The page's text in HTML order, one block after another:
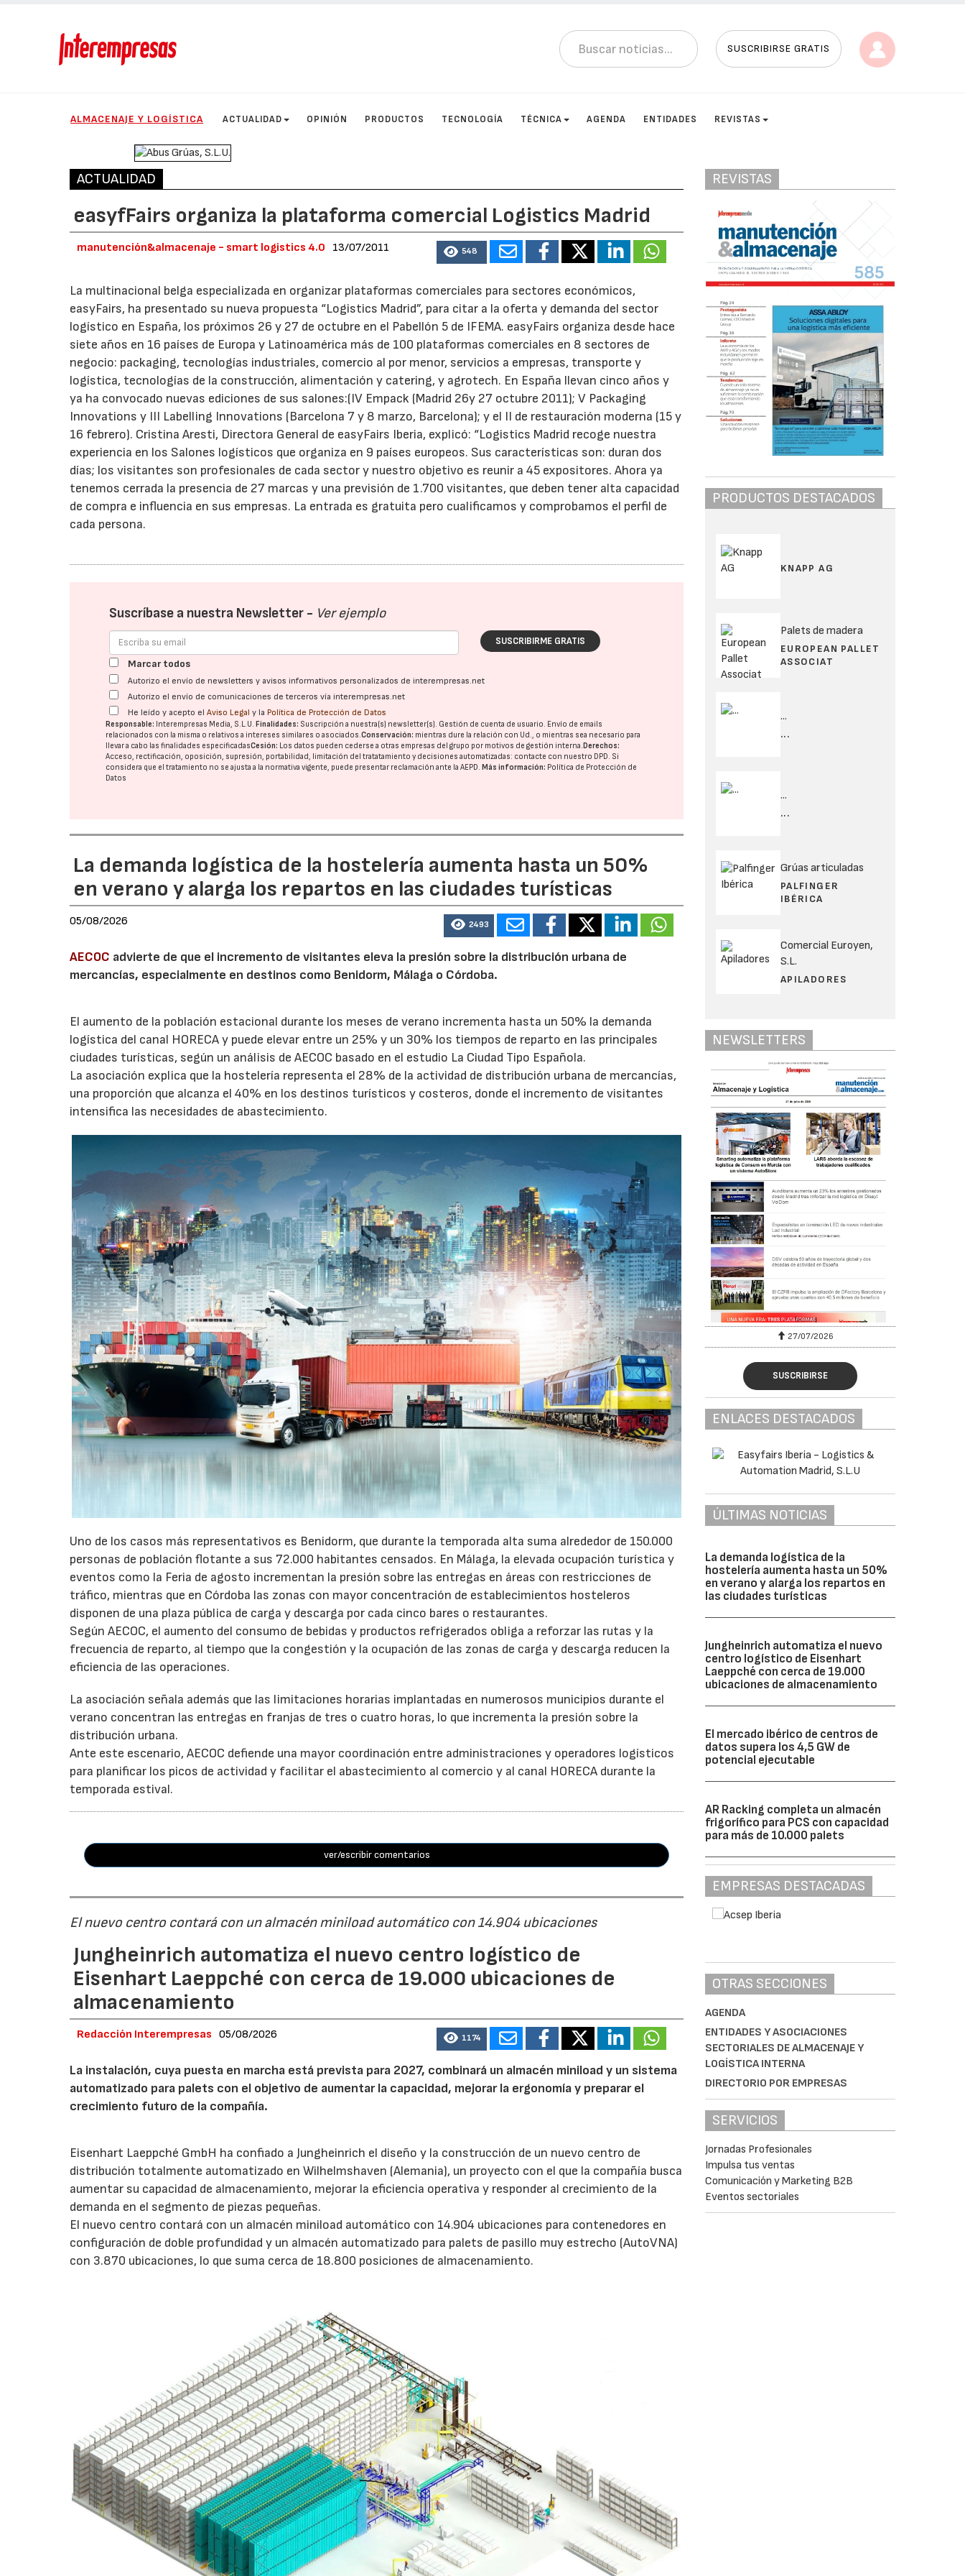
SUSCRIBIRSE GRATIS
ALMACENAJE Y LOGÍSTICA ACTUALIDAD OPINIÓN PRODUCTOS TECNOLOGÍA TÉCNICA AGENDA ENTIDADES REVISTAS
ACTUALIDAD
easyfFairs organiza la plataforma comercial Logistics Madrid
manutención&almacenaje - smart logistics 4.0 13/07/2011 548
La multinacional belga especializada en organizar plataformas comerciales para sectores económicos,
easyFairs, ha presentado su nueva propuesta “Logistics Madrid”, para citar a la oferta y demanda del sector
logístico en España, los próximos 26 y 27 de octubre en el Pabellón 5 de IFEMA. easyFairs organiza desde hace
siete años en 16 países de Europa y Latinoamérica más de 100 plataformas comerciales en 8 sectores de
negocio: packaging, tecnologías industriales, comercio al por menor, servicios a empresas, transporte y
logística, tecnologías de la construcción, alimentación y catering, y agrotech. En España llevan cinco años y
ya ha convocado nuevas ediciones de sus salones:(IV Empack (Madrid 26y 27 octubre 2011); V Packaging
Innovations y III Labelling Innovations (Barcelona 7 y 8 marzo, Barcelona); y el II de restauración moderna (15 y
16 febrero). Cristina Aresti, Directora General de easyFairs Iberia, explicó: “Logistics Madrid recoge nuestra
experiencia en los Salones logísticos que organiza en 9 países europeos. Sus características son: duran dos
días; los visitantes son profesionales de cada sector y nuestro objetivo es reunir a 45 expositores. Ahora ya
tenemos cerrada la presencia de 27 marcas y una previsión de 1.700 visitantes, que deben tener alta capacidad
de compra e influencia en sus empresas. La entrada es gratuita pero cualificamos y comprobamos el perfil de
cada persona.
Suscríbase a nuestra Newsletter - Ver ejemplo
SUSCRIBIRME GRATIS
Marcar todos
Autorizo el envío de newsletters y avisos informativos personalizados de interempresas.net
Autorizo el envío de comunicaciones de terceros vía interempresas.net
He leído y acepto elAviso Legal y la Política de Protección de Datos
Responsable: Interempresas Media, S.L.U.Finalidades: Suscripción a nuestra(s) newsletter(s). Gestión de cuenta de usuario. Envío de emails
relacionados con la misma o relativos a intereses similares o asociados.Conservación: mientras dure la relación con Ud., o mientras sea necesario para
llevar a cabo las finalidades especificadasCesión: Los datos pueden cederse a otras empresas del grupo por motivos de gestión interna.Derechos:
Acceso, rectificación, oposición, supresión, portabilidad, limitación del tratatamiento y decisiones automatizadas: contacte con nuestro DPD. Si
considera que el tratamiento no se ajusta a la normativa vigente, puede presentar reclamación ante laAEPD.Más información: Política de Protección de
Datos
La demanda logística de la hostelería aumenta hasta un 50%
en verano y alarga los repartos en las ciudades turísticas
05/08/2026 2493
AECOC advierte de que el incremento de visitantes eleva la presión sobre la distribución urbana de
mercancías, especialmente en destinos como Benidorm, Málaga o Córdoba.
El aumento de la población estacional durante los meses de verano incrementa hasta un 50% la demanda
logística del canal HORECA y puede elevar entre un 25% y un 30% los tiempos de reparto en las principales
ciudades turísticas, según un análisis de AECOC basado en el estudio La Ciudad Tipo Española.
La asociación explica que la hostelería representa el 28% de la actividad de distribución urbana de mercancías,
una proporción que alcanza el 40% en los destinos turísticos y costeros, donde el incremento de visitantes
intensifica las necesidades de abastecimiento.
Uno de los casos más representativos es Benidorm, que durante la temporada alta suma alrededor de 150.000
personas de población flotante a sus 72.000 habitantes censados. En Málaga, la elevada ocupación turística y
eventos como la Feria de agosto incrementan la presión sobre las entregas en áreas con restricciones de
tráfico, mientras que en Córdoba las zonas con mayor concentración de establecimientos hosteleros
disponen de una plaza pública de carga y descarga por cada cinco bares o restaurantes.
Según AECOC, el aumento del consumo de bebidas y productos refrigerados obliga a reforzar las rutas y la
frecuencia de reparto, al tiempo que la congestión y la ocupación de las zonas de carga y descarga reducen la
eficiencia de las operaciones.
La asociación señala además que las limitaciones horarias implantadas en numerosos municipios durante el
verano concentran las entregas en franjas de tres o cuatro horas, lo que incrementa la presión sobre la
distribución urbana.
Ante este escenario, AECOC defiende una mayor coordinación entre administraciones y operadores logísticos
para planificar los picos de actividad y facilitar el abastecimiento al comercio y al canal HORECA durante la
temporada estival.
ver/escribir comentarios
El nuevo centro contará con un almacén miniload automático con 14.904 ubicaciones
Jungheinrich automatiza el nuevo centro logístico de
Eisenhart Laeppché con cerca de 19.000 ubicaciones de
almacenamiento
Redacción Interempresas 05/08/2026 1174
La instalación, cuya puesta en marcha está prevista para 2027, combinará un almacén miniload y un sistema
automatizado para palets con el objetivo de aumentar la capacidad, mejorar la ergonomía y preparar el
crecimiento futuro de la compañía.
Eisenhart Laeppché GmbH ha confiado a Jungheinrich el diseño y la construcción de un nuevo centro de
distribución totalmente automatizado en Wilhelmshaven (Alemania), un proyecto con el que la compañía busca
aumentar su capacidad de almacenamiento, mejorar la eficiencia operativa y responder al crecimiento de la
demanda en el segmento de piezas pequeñas.
El nuevo centro contará con un almacén miniload automático con 14.904 ubicaciones para contenedores en
configuración de doble profundidad y un almacén automatizado para palets de pasillo muy estrecho (AutoVNA)
con 3.870 ubicaciones, lo que suma cerca de 18.800 posiciones de almacenamiento.
REVISTAS
PRODUCTOS DESTACADOS
KNAPP AG
Palets de madera
EUROPEAN PALLET
ASSOCIAT
...
...
...
...
Grúas articuladas
PALFINGER
IBÉRICA
Comercial Euroyen,
S.L.
APILADORES
NEWSLETTERS
27/07/2026 29/07/2026 27/07/2026
SUSCRIBIRSE
ENLACES DESTACADOS
ÚLTIMAS NOTICIAS
La demanda logística de la
hostelería aumenta hasta un 50%
en verano y alarga los repartos en
las ciudades turísticas
Jungheinrich automatiza el nuevo
centro logístico de Eisenhart
Laeppché con cerca de 19.000
ubicaciones de almacenamiento
El mercado ibérico de centros de
datos supera los 4,5 GW de
potencial ejecutable
AR Racking completa un almacén
frigorífico para PCS con capacidad
para más de 10.000 palets
EMPRESAS DESTACADAS
OTRAS SECCIONES
AGENDA
ENTIDADES Y ASOCIACIONES
SECTORIALES DE ALMACENAJE Y
LOGÍSTICA INTERNA
DIRECTORIO POR EMPRESAS
SERVICIOS
Jornadas Profesionales
Impulsa tus ventas
Comunicación y Marketing B2B
Eventos sectoriales